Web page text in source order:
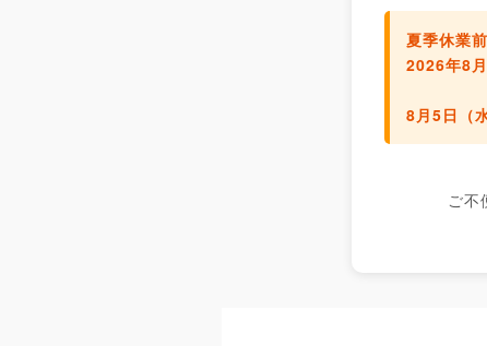
夏季休業
2026年8
8月5日（
ご不